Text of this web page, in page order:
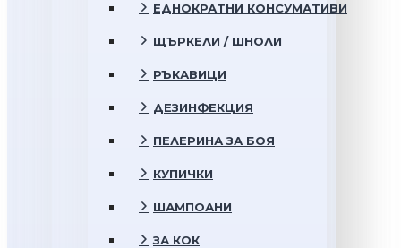
ЕДНОКРАТНИ КОНСУМАТИВИ
ЩЪРКЕЛИ / ШНОЛИ
РЪКАВИЦИ
ДЕЗИНФЕКЦИЯ
ПЕЛЕРИНА ЗА БОЯ
КУПИЧКИ
ШАМПОАНИ
ЗА КОК